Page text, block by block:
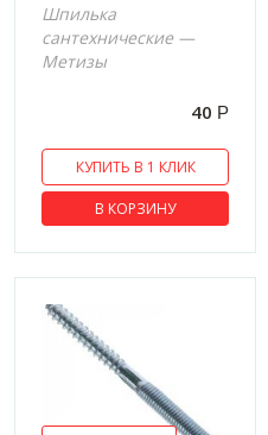
Шпилька
сантехнические —
Метизы
40 Р
КУПИТЬ В 1 КЛИК
В КОРЗИНУ